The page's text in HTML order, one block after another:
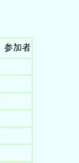
参加者